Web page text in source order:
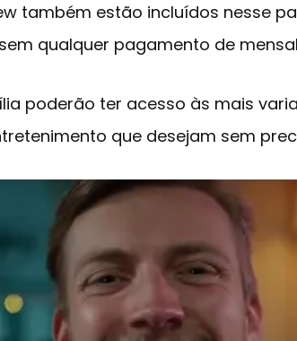
também estão incluídos nesse
qualquer pagamento de
poderão ter acesso às mais
que desejam sem